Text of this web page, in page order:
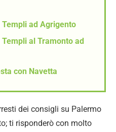
ad Agrigento
al Tramonto ad
con Navetta
dei consigli su Palermo
ti risponderò con molto